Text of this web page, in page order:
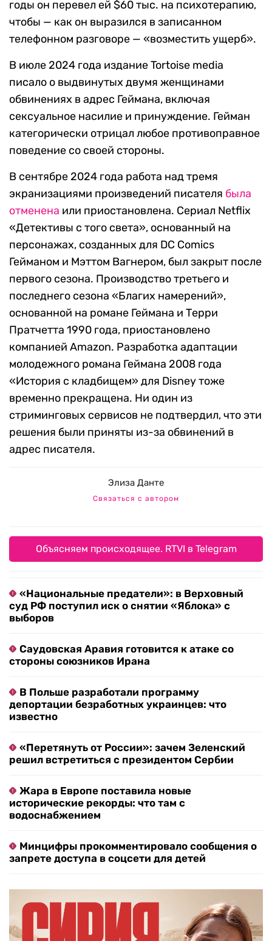
годы он перевел ей $60 тыс. на психотерапию,
чтобы — как он выразился в записанном
телефонном разговоре — «возместить ущерб».
В июле 2024 года издание Tortoise media
писало о выдвинутых двумя женщинами
обвинениях в адрес Геймана, включая
сексуальное насилие и принуждение. Гейман
категорически отрицал любое противоправное
поведение со своей стороны.
В сентябре 2024 года работа над тремя
экранизациями произведений писателя была
отменена или приостановлена. Сериал Netflix
«Детективы с того света», основанный на
персонажах, созданных для DC Comics
Гейманом и Мэттом Вагнером, был закрыт после
первого сезона. Производство третьего и
последнего сезона «Благих намерений»,
основанной на романе Геймана и Терри
Пратчетта 1990 года, приостановлено
компанией Amazon. Разработка адаптации
молодежного романа Геймана 2008 года
«История с кладбищем» для Disney тоже
временно прекращена. Ни один из
стриминговых сервисов не подтвердил, что эти
решения были приняты из-за обвинений в
адрес писателя.
Элиза Данте
Связаться с автором
Объясняем происходящее. RTVI в Telegram
«Национальные предатели»: в Верховный
суд РФ поступил иск о снятии «Яблока» с
выборов
Саудовская Аравия готовится к атаке со
стороны союзников Ирана
В Польше разработали программу
депортации безработных украинцев: что
известно
«Перетянуть от России»: зачем Зеленский
решил встретиться с президентом Сербии
Жара в Европе поставила новые
исторические рекорды: что там с
водоснабжением
Минцифры прокомментировало сообщения о
запрете доступа в соцсети для детей